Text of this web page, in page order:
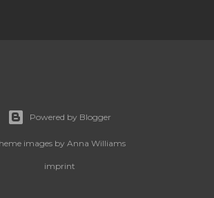
Powered by Blogger
images byAnna Williams
imprint